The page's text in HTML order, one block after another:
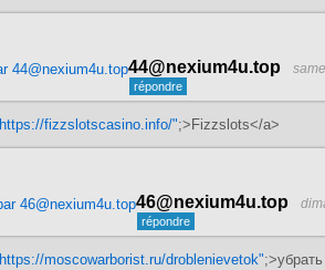
44@nexium4u.top
https://fizzslotscasino.info/";>Fizzslots</a>
46@nexium4u.top
https://moscowarborist.ru/droblenievetok"